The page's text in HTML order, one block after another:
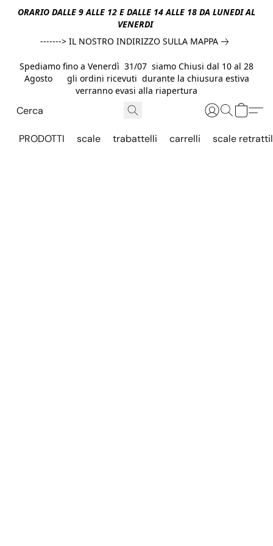
ORARIO DALLE 9 ALLE 12 E DALLE 14 ALLE 18 DA LUNEDI AL
VENERDI
-------> IL NOSTRO INDIRIZZO SULLA MAPPA
Spediamo fino a Venerdì 31/07 siamo Chiusi dal 10 al 28
Agosto gli ordini ricevuti durante la chiusura estiva
verranno evasi alla riapertura
PRODOTTI scale trabattelli carrelli scale